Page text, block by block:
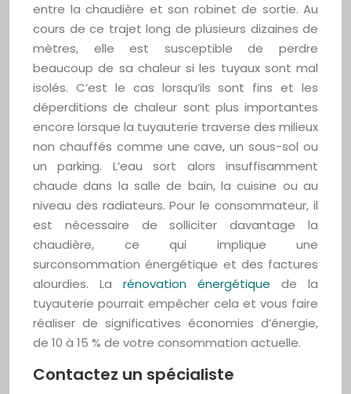
entre la chaudière et son robinet de sortie. Au
cours de ce trajet long de plusieurs dizaines de
mètres, elle est susceptible de perdre
beaucoup de sa chaleur si les tuyaux sont mal
isolés. C’est le cas lorsqu’ils sont fins et les
déperditions de chaleur sont plus importantes
encore lorsque la tuyauterie traverse des milieux
non chauffés comme une cave, un sous-sol ou
un parking. L’eau sort alors insuffisamment
chaude dans la salle de bain, la cuisine ou au
niveau des radiateurs. Pour le consommateur, il
est nécessaire de solliciter davantage la
chaudière, ce qui implique une
surconsommation énergétique et des factures
alourdies. La rénovation énergétique de la
tuyauterie pourrait empêcher cela et vous faire
réaliser de significatives économies d’énergie,
de 10 à 15 % de votre consommation actuelle.
Contactez un spécialiste